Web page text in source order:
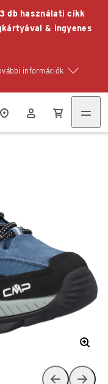
db használati cikk
& ingyenes
információk